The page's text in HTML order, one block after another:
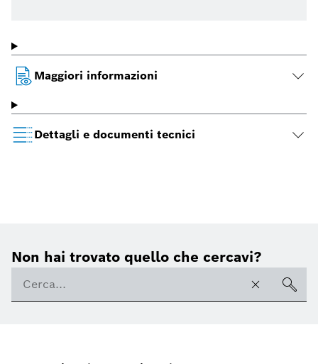
Maggiori informazioni
Dettagli e documenti tecnici
Non hai trovato quello che cercavi?